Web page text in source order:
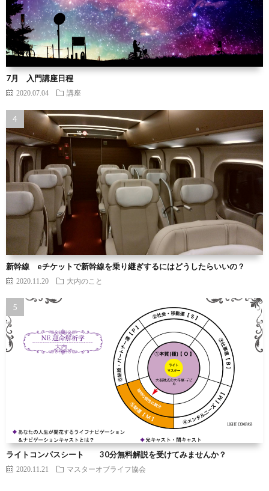
7月 入門講座日程
2020.07.04 講座
新幹線 eチケットで新幹線を乗り継ぎするにはどうしたらいいの？
2020.11.20 大内のこと
ライトコンパスシート 30分無料解説を受けてみませんか？
2020.11.21 マスターオブライフ協会